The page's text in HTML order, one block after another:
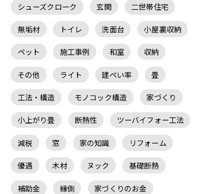
シューズクローク 玄関 二世帯住宅
無垢材 トイレ 洗面台 小屋裏収納
ペット 施工事例 和室 収納
その他 ライト 建ぺい率 畳
工法・構造 モノコック構造 家づくり
小上がり畳 断熱性 ツーバイフォー工法
減税 窓 家の知識 リフォーム
優遇 木材 ヌック 基礎断熱
補助金 縁側 家づくりのお金